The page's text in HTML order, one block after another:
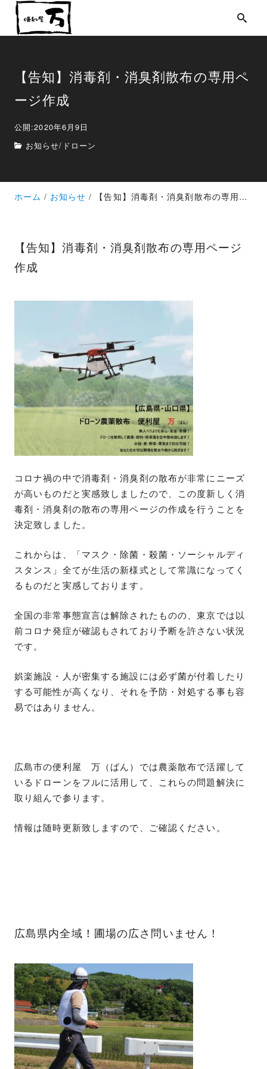
【告知】消毒剤・消臭剤散布の専用ペ
ージ作成
公開:2020年6月9日
お知らせ/ ドローン
ホーム お知らせ 【告知】消毒剤・消臭剤散布の専用ページ作成
【告知】消毒剤・消臭剤散布の専用ページ
作成
コロナ禍の中で消毒剤・消臭剤の散布が非常にニーズ
が高いものだと実感致しましたので、この度新しく消
毒剤・消臭剤の散布の専用ページの作成を行うことを
決定致しました。
これからは、「マスク・除菌・殺菌・ソーシャルディ
スタンス」全てが生活の新様式として常識になってく
るものだと実感しております。
全国の非常事態宣言は解除されたものの、東京では以
前コロナ発症が確認もされており予断を許さない状況
です。
娯楽施設・人が密集する施設には必ず菌が付着したり
する可能性が高くなり、それを予防・対処する事も容
易ではありません。
広島市の便利屋 万（ばん）では農薬散布で活躍して
いるドローンをフルに活用して、これらの問題解決に
取り組んで参ります。
情報は随時更新致しますので、ご確認ください。
広島県内全域！圃場の広さ問いません！